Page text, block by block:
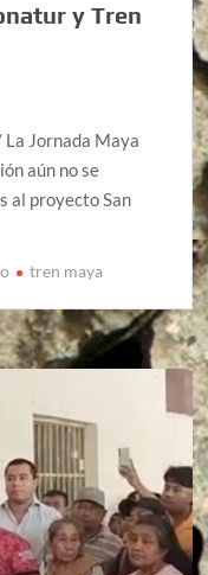
y Tren
La Jornada Maya
aún no se
al proyecto San
tren maya